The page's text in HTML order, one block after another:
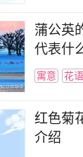
蒲公英
代表什
寓意 花语
红色菊
介绍